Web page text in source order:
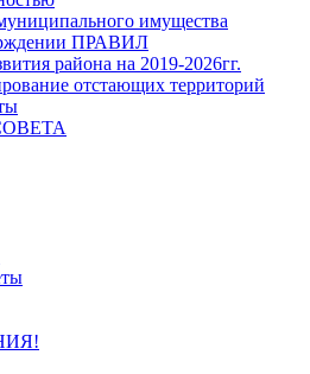
имущества
ПРАВИЛ
района на 2019-2026гг.
отстающих территорий